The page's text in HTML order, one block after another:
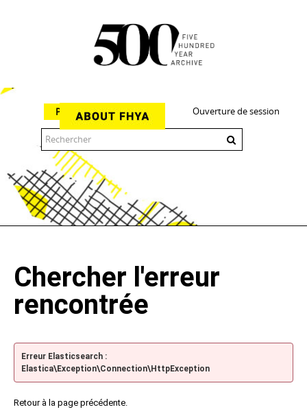
Ouverture de session
Parcourir
Chercher l'erreur
rencontrée
Erreur Elasticsearch :
Elastica\Exception\Connection\HttpException
Retour à la page précédente.